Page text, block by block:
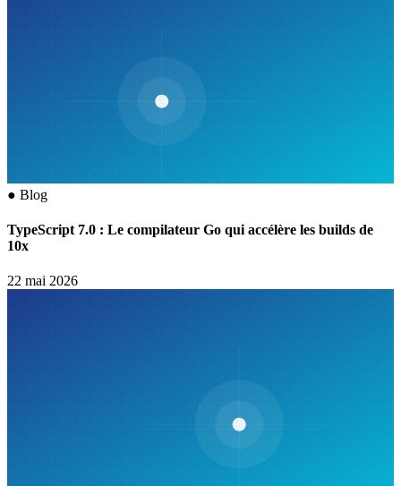
● Blog
TypeScript 7.0 : Le compilateur Go qui accélère les builds de
10x
22 mai 2026